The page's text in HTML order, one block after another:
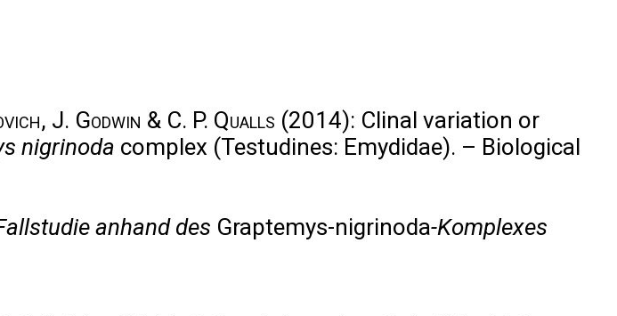
J. Godwin & C. P. Qualls (2014): Clinal variation or
nigrinoda complex (Testudines: Emydidae). – Biological
anhand des Graptemys-nigrinoda-Komplexes